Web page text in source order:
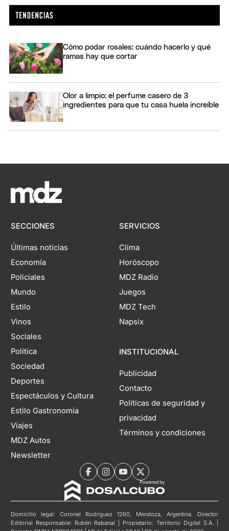
Cómo podar rosales: cuándo hacerlo y qué
ramas hay que cortar
Olor a limpio: el perfume casero de 3
ingredientes para que tu casa huela increíble
SECCIONES
Últimas noticias
Economía
Policiales
Mundo
Estilo
Vinos
Sociales
Política
Sociedad
Deportes
Espectáculos y Cultura
Estilo Gastronomía
Viajes
MDZ Autos
Newsletter
SERVICIOS
Clima
Horóscopo
MDZ Radio
Juegos
MDZ Tech
Napsix
INSTITUCIONAL
Publicidad
Contacto
Políticas de seguridad y
privacidad
Términos y condiciones
Domicilio legal: Coronel Rodríguez 1260, Mendoza, Argentina. Director
Editorial Responsable: Rubén Rabanal | Propietario: Territorio Digital S.A. |